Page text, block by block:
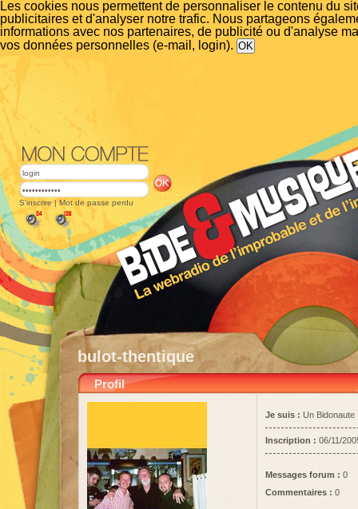
Les cookies nous permettent de personnaliser le contenu du
publicitaires et d'analyser notre trafic. Nous partageons
informations avec nos partenaires, de publicité ou d'analyse
vos données personnelles (e-mail, login).
S'inscrire | Mot de passe perdu
bulot-thentique
Profil
Je suis : Un Bidonaute
Inscription : 06/11/
Messages forum : 0
Commentaires : 0